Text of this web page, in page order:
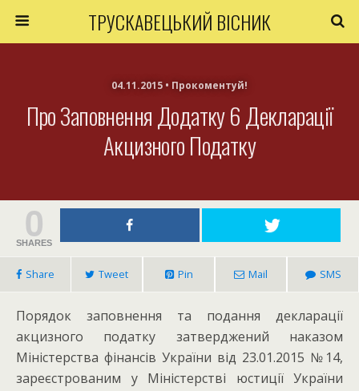
ТРУСКАВЕЦЬКИЙ ВІСНИК
04.11.2015 • Прокоментуй!
Про Заповнення Додатку 6 Декларації
Акцизного Податку
0
SHARES
Share Tweet Pin Mail SMS
Порядок заповнення та подання декларації
акцизного податку затверджений наказом
Міністерства фінансів України від 23.01.2015 №14,
зареєстрованим у Міністерстві юстиції України